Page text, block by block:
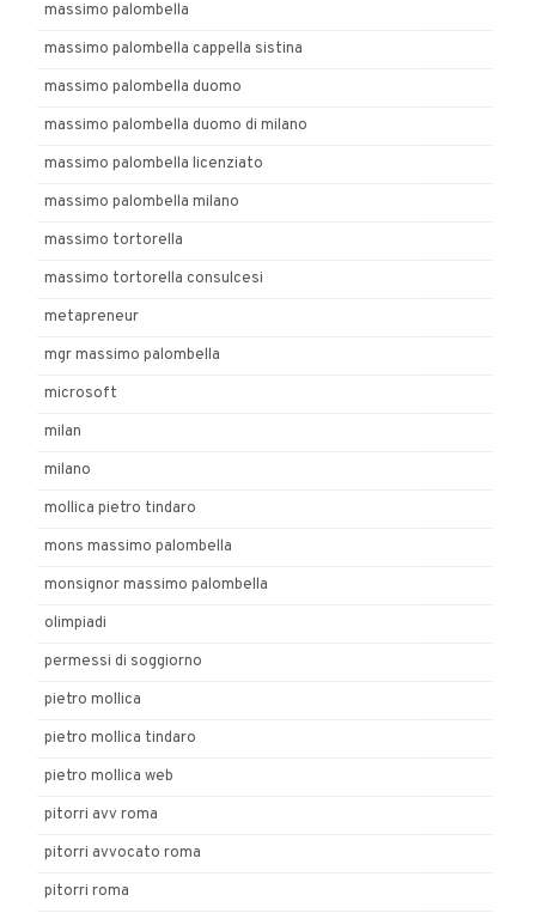
massimo palombella
massimo palombella cappella sistina
massimo palombella duomo
massimo palombella duomo di milano
massimo palombella licenziato
massimo palombella milano
massimo tortorella
massimo tortorella consulcesi
metapreneur
mgr massimo palombella
microsoft
milan
milano
mollica pietro tindaro
mons massimo palombella
monsignor massimo palombella
olimpiadi
permessi di soggiorno
pietro mollica
pietro mollica tindaro
pietro mollica web
pitorri avv roma
pitorri avvocato roma
pitorri roma